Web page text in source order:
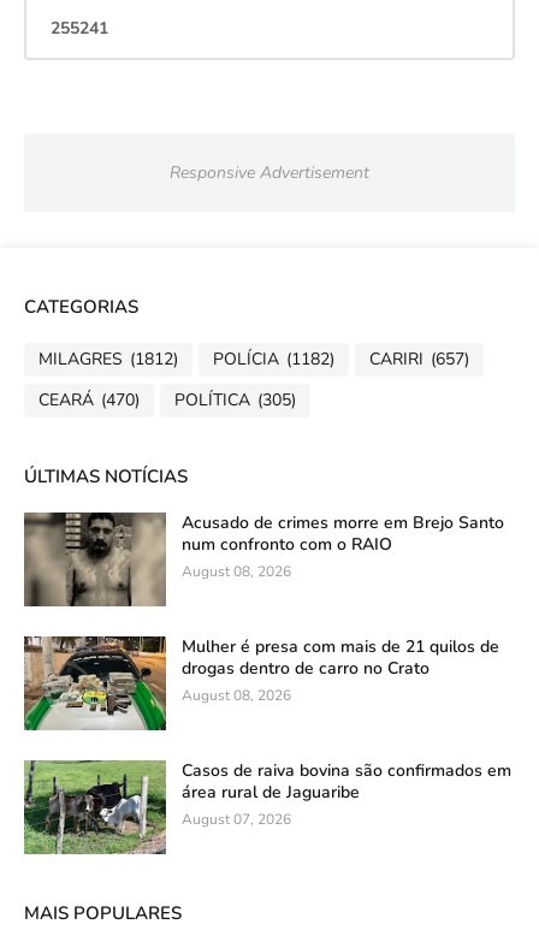
255241
Responsive Advertisement
CATEGORIAS
MILAGRES (1812) POLÍCIA (1182) CARIRI (657)
CEARÁ (470) POLÍTICA (305)
ÚLTIMAS NOTÍCIAS
Acusado de crimes morre em Brejo Santo
num confronto com o RAIO
August 08, 2026
Mulher é presa com mais de 21 quilos de
drogas dentro de carro no Crato
August 08, 2026
Casos de raiva bovina são confirmados em
área rural de Jaguaribe
August 07, 2026
MAIS POPULARES